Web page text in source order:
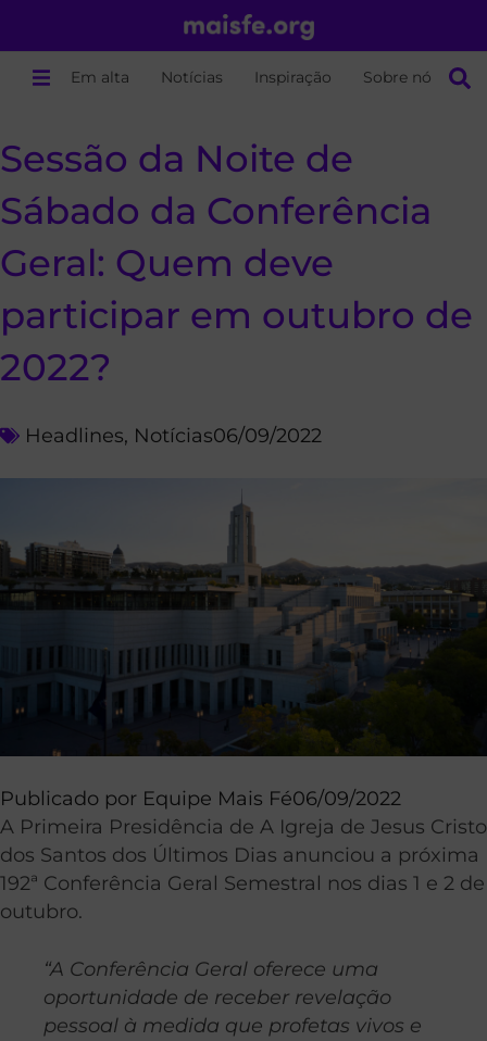
Em alta Notícias Inspiração Sobre nós
Sessão da Noite de
Sábado da Conferência
Geral: Quem deve
participar em outubro de
2022?
Headlines, Notícias06/09/2022
Publicado por Equipe Mais Fé06/09/2022
A Primeira Presidência de A Igreja de Jesus Cristo
dos Santos dos Últimos Dias anunciou a próxima
192ª Conferência Geral Semestral nos dias 1 e 2 de
outubro.
“A Conferência Geral oferece uma
oportunidade de receber revelação
pessoal à medida que profetas vivos e